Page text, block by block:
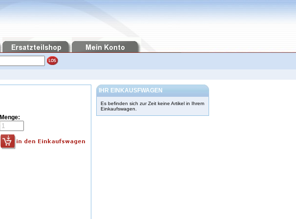
Menge:
IHR EINKAUSFWAGEN
Es befinden sich zur Zeit keine Artikel in Ihrem
Einkaufswagen.